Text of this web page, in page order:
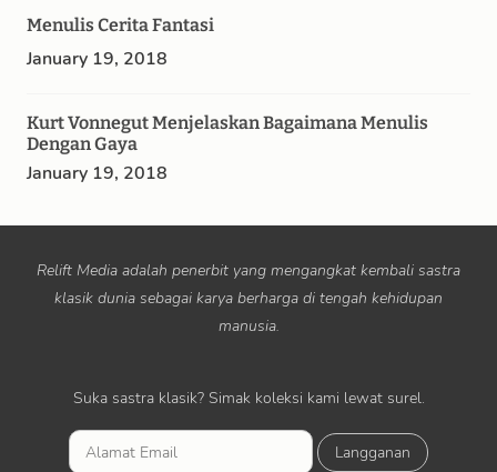
Menulis Cerita Fantasi
January 19, 2018
Kurt Vonnegut Menjelaskan Bagaimana Menulis
Dengan Gaya
January 19, 2018
Relift Media adalah penerbit yang mengangkat kembali sastra
klasik dunia sebagai karya berharga di tengah kehidupan
manusia.
Suka sastra klasik? Simak koleksi kami lewat surel.
L